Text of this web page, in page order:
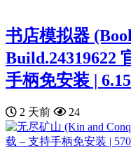
书店模拟器
Build.24319622
手柄免安装 |
2 天前 24